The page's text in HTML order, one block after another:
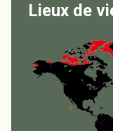
Lieux de